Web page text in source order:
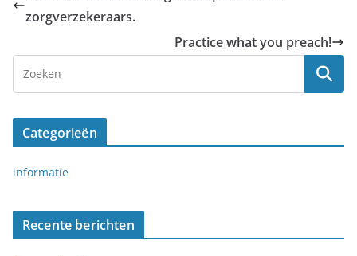
zorgverzekeraars.
Practice what you preach!
Categorieën
informatie
Recente berichten